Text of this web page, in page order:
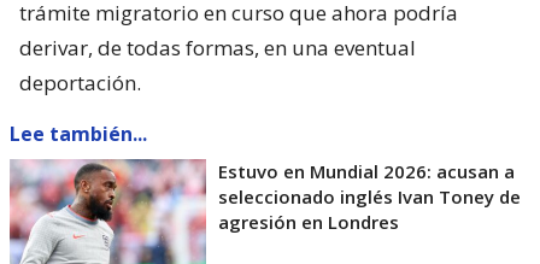
trámite migratorio en curso que ahora podría
derivar, de todas formas, en una eventual
deportación.
Lee también...
Estuvo en Mundial 2026: acusan a
seleccionado inglés Ivan Toney de
agresión en Londres